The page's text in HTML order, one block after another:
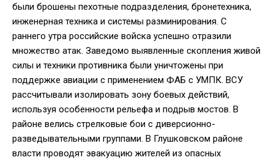
были брошены пехотные подразделения, бронетехника,
инженерная техника и системы разминирования. С
раннего утра российские войска успешно отразили
множество атак. Заведомо выявленные скопления живой
силы и техники противника были уничтожены при
поддержке авиации с применением ФАБ с УМПК. ВСУ
рассчитывали изолировать зону боевых действий,
используя особенности рельефа и подрыв мостов. В
районе велись стрелковые бои с диверсионно-
разведывательными группами. В Глушковском районе
власти проводят эвакуацию жителей из опасных